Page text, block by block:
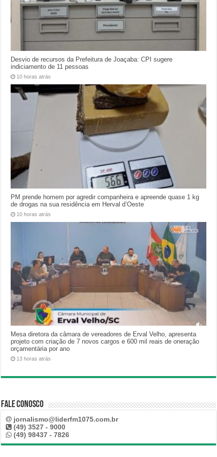
Desvio de recursos da Prefeitura de Joaçaba: CPI sugere
indiciamento de 11 pessoas
10 horas atrás
PM prende homem por agredir companheira e apreende quase 1 kg
de drogas na sua residência em Herval d’Oeste
10 horas atrás
Mesa diretora da câmara de vereadores de Erval Velho, apresenta
projeto com criação de 7 novos cargos e 600 mil reais de oneração
orçamentária por ano
13 horas atrás
Fale Conosco
jornalismo@liderfm1075.com.br
(49) 3527 - 9000
(49) 98437 - 7826